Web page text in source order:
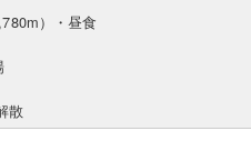
）・昼食
散